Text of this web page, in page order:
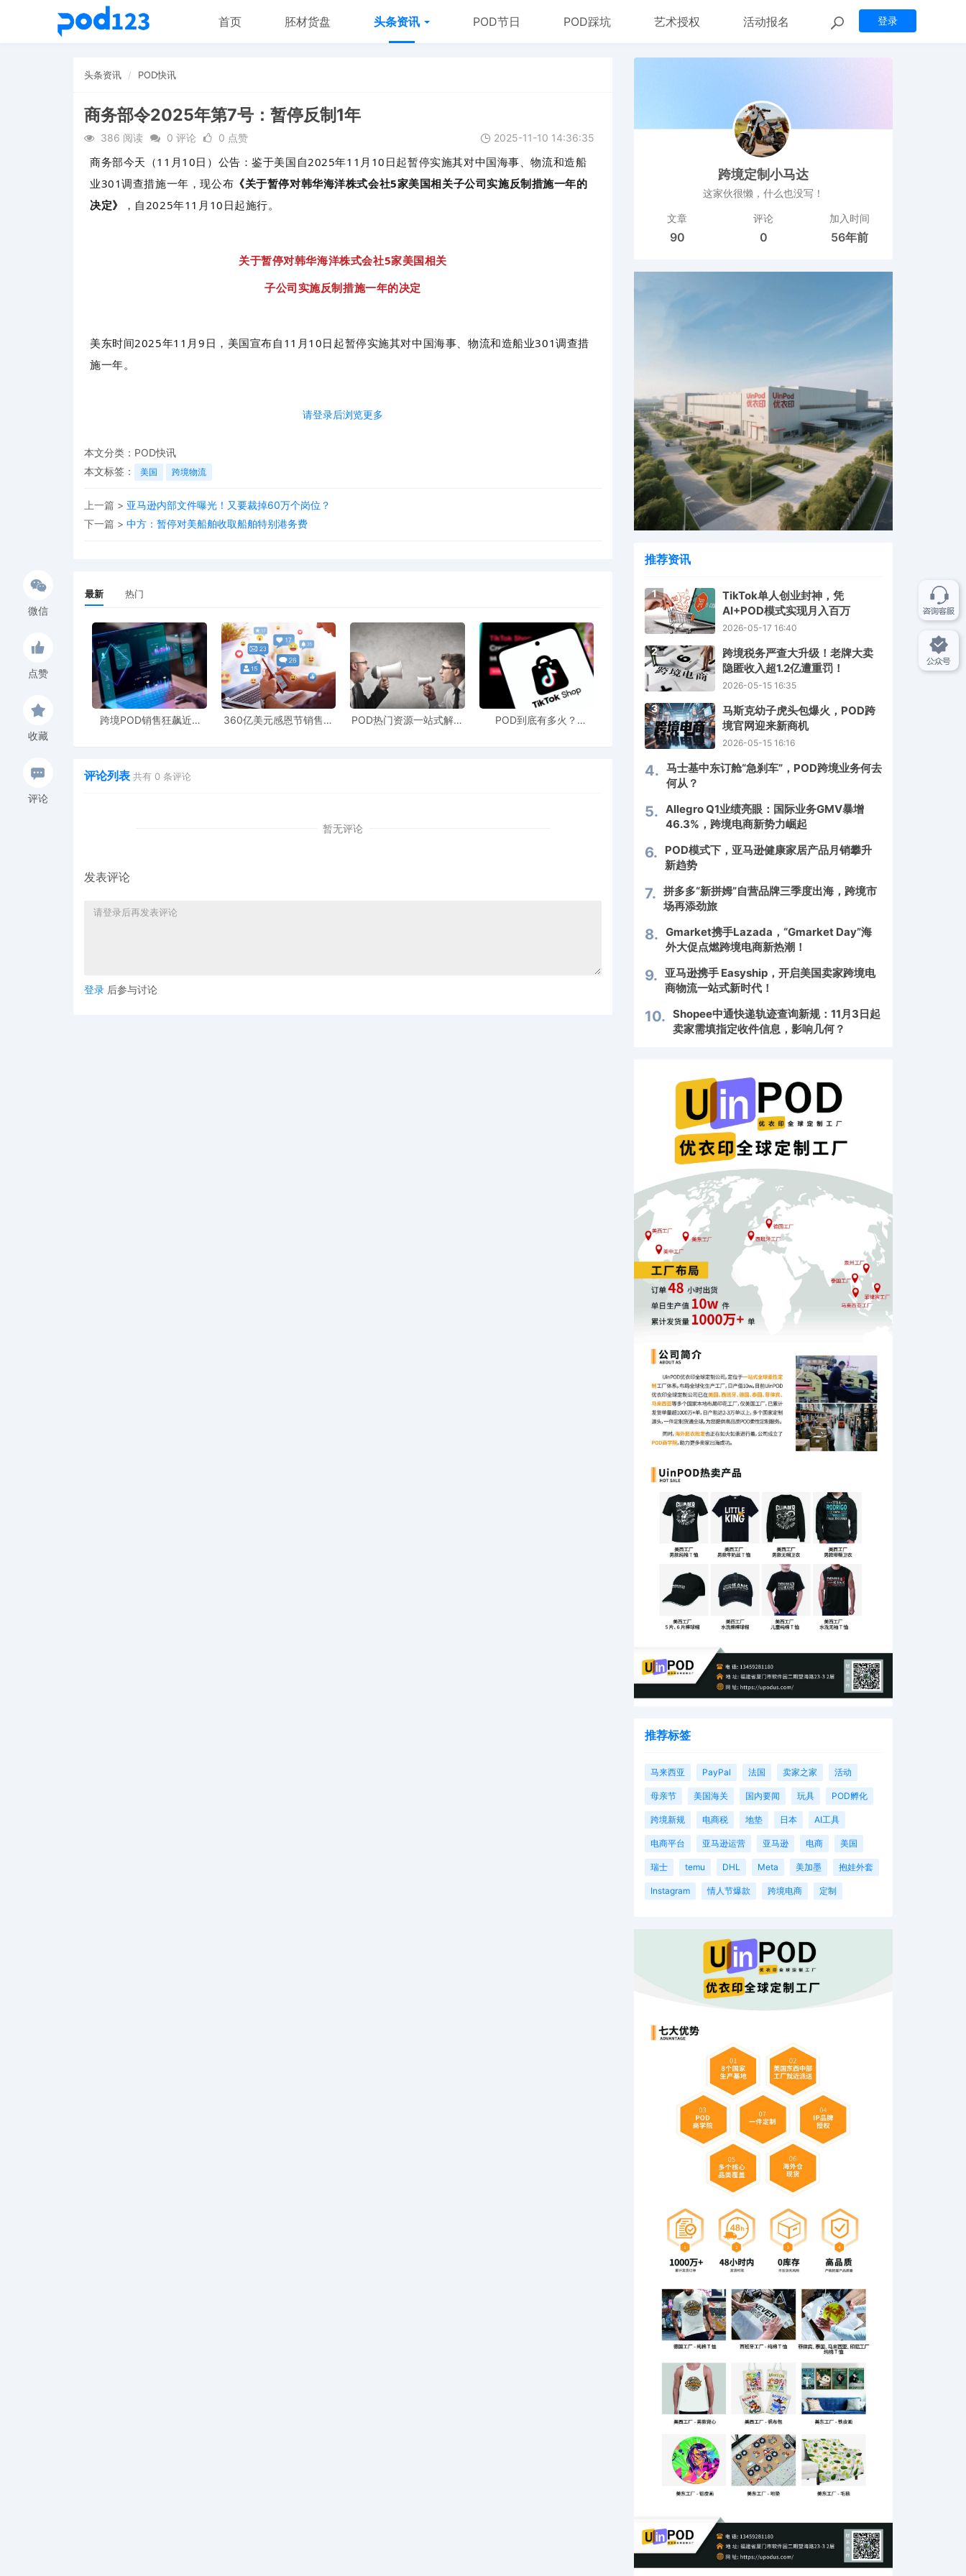
登录
首页 胚材货盘 头条资讯 POD节日 POD踩坑 艺术授权 活动报名
头条资讯 POD快讯
商务部令2025年第7号：暂停反制1年
386 阅读 0 评论 0 点赞 2025-11-10 14:36:35
请登录后浏览更多
商务部今天（11月10日）公告：鉴于美国自2025年11月10日起暂停实施其对中国海事、物流和造船
业301调查措施一年，现公布 《关于暂停对韩华海洋株式会社5家美国相关子公司实施反制措施一年的
决定》
，自2025年11月10日起施行。
关于暂停对韩华海洋株式会社5家美国相关
子公司实施反制措施一年的决定
美东时间2025年11月9日，美国宣布自11月10日起暂停实施其对中国海事、物流和造船业301调查措
施一年。
鉴此，根据《中华人民共和国反外国制裁法》《实施〈中华人民共和国反外国制裁法〉的规定》等法律
株式会社5家美国相关子公司采取反制措施的决定》）相关措施一年。
此前报道：
交通运输部网站11月10日发布
《交通运输部关于暂停对美船舶收取船舶特别港务费、暂停开展航运业造船
业及相关产业链供应链安全和发展利益受影响情况调查的公告》：
务费的公告》（交通运输部公告2025年第54号）、《交通运输部办公厅关于印发<对美船舶收取船舶特别
微信
点赞
收藏
评论
本文分类： POD快讯
本文标签：
美国 跨境物流
上一篇 > 亚马逊内部文件曝光！又要裁掉60万个岗位？
下一篇 > 中方：暂停对美船舶收取船舶特别港务费
最新 热门
跨境POD销售狂飙近5
360亿美元感恩节销售额
POD热门资源一站式解决
POD到底有多火？
评论列表 共有 0 条评论
暂无评论
发表评论
登录 后参与讨论
跨境定制小马达
这家伙很懒，什么也没写！
文章
90
评论
0
加入时间
56年前
推荐资讯
1
TikTok单人创业封神，凭
AI+POD模式实现月入百万
2026-05-17 16:40
2
跨境税务严查大升级！老牌大卖
隐匿收入超1.2亿遭重罚！
2026-05-15 16:35
3
马斯克幼子虎头包爆火，POD跨
境官网迎来新商机
2026-05-15 16:16
4. 马士基中东订舱“急刹车”，POD跨境业务何去
何从？
5. Allegro Q1业绩亮眼：国际业务GMV暴增
46.3%，跨境电商新势力崛起
6.
POD模式下，亚马逊健康家居产品月销攀升
新趋势
7. 拼多多“新拼姆”自营品牌三季度出海，跨境市
场再添劲旅
8. Gmarket携手Lazada，“Gmarket Day”海
外大促点燃跨境电商新热潮！
9. 亚马逊携手 Easyship，开启美国卖家跨境电
商物流一站式新时代！
10. Shopee中通快递轨迹查询新规：11月3日起
卖家需填指定收件信息，影响几何？
推荐标签
马来西亚 PayPal 法国 卖家之家 活动
母亲节 美国海关 国内要闻 玩具 POD孵化
跨境新规 电商税 地垫 日本 AI工具
电商平台 亚马逊运营 亚马逊 电商 美国
瑞士 temu DHL Meta 美加墨 抱娃外套
Instagram 情人节爆款 跨境电商 定制